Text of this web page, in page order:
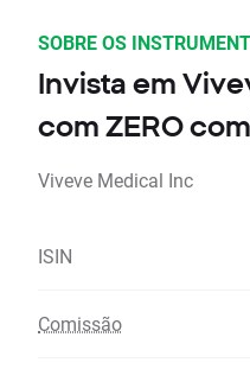
SOBRE OS
Invista em
com ZERO
Viveve Medical Inc
ISIN
Comissão